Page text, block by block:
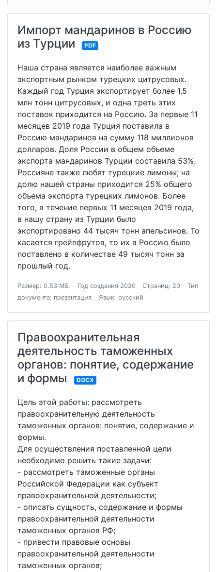
Импорт мандаринов в Россию
из Турции
PDF
Наша страна является наиболее важным
экспортным рынком турецких цитрусовых.
Каждый год Турция экспортирует более 1,5
млн тонн цитрусовых, и одна треть этих
поставок приходится на Россию. За первые 11
месяцев 2019 года Турция поставила в
Россию мандаринов на сумму 118 миллионов
долларов. Доля России в общем объеме
экспорта мандаринов Турции составила 53%.
Россияне также любят турецкие лимоны; на
долю нашей страны приходится 25% общего
объема экспорта турецких лимонов. Более
того, в течение первых 11 месяцев 2019 года,
в нашу страну из Турции было
экспортировано 44 тысяч тонн апельсинов. То
касается грейпфрутов, то их в Россию было
поставлено в количестве 49 тысяч тонн за
прошлый год.
Размер: 0.53 МБ. Год создания 2020 Страниц: 20
Тип
документа: презентация
Язык: русский
Правоохранительная
деятельность таможенных
органов: понятие, содержание
и формы
DOCX
Цель этой работы: рассмотреть
правоохранительную деятельность
таможенных органов: понятие, содержание и
формы.
Для осуществления поставленной цели
необходимо решить такие задачи:
- рассмотреть таможенные органы
Российской Федерации как субъект
правоохранительной деятельности;
- описать сущность, содержание и формы
правоохранительной деятельности
таможенных органов РФ;
- привести правовые основы
правоохранительной деятельности
таможенных органов;